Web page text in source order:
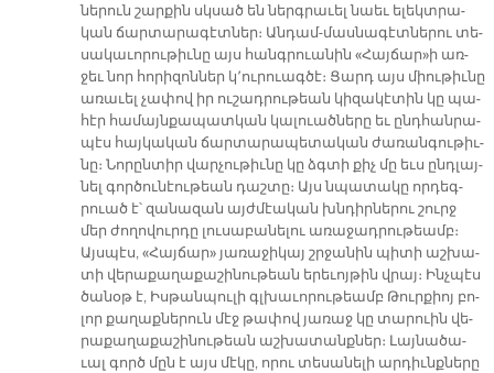
նե­րուն շար­քին սկսած են ներգ­րա­ւել նաեւ ե­լեկտ­րա­
կան ճար­տա­րա­գէտ­ներ։ Ան­դամ-մաս­նա­գէտ­նե­րու տե­
սա­կա­ւո­րու­թիւ­նը այս հանգ­րուա­նին «Հայ­ճար»ի առ­
ջեւ նոր հո­րի­զոն­ներ կ՚ու­րուագ­ծէ։ Ցարդ այս միու­թիւ­նը
ա­ռա­ւել չա­փով իր ու­շադ­րու­թեան կի­զա­կէ­տին կը պա­
հէր հա­մայն­քա­պատ­կան կա­լուած­նե­րը եւ ընդ­հան­րա­
պէս հայ­կա­կան ճար­տա­րա­պե­տա­կան ժա­ռան­գու­թիւ­
նը։ Նո­րըն­տիր վար­չու­թիւ­նը կը ձգտի քիչ մը եւս ընդ­լայ­
նել գոր­ծու­նէու­թեան դաշ­տը։ Այս նպա­տա­կը որ­դեգ­
րուած է՝ զա­նա­զան այժ­մէա­կան խնդիր­նե­րու շուրջ
մեր ժո­ղո­վուր­դը լու­սա­բա­նե­լու ա­ռա­ջադ­րու­թեամբ։
Այս­պէս, «Հայ­ճար» յա­ռա­ջի­կայ շրջա­նին պի­տի աշ­խա­
տի վե­րա­քա­ղա­քա­շի­նու­թեան ե­րե­ւոյ­թին վրայ։ Ինչ­պէս
ծա­նօթ է, Իս­թան­պու­լի գլխա­ւո­րու­թեամբ Թուր­քիոյ բո­
լոր քա­ղաք­նե­րուն մէջ թա­փով յա­ռաջ կը տա­րուին վե­
րա­քա­ղա­քա­շի­նու­թեան աշ­խա­տանք­ներ։ Լայ­նա­ծա­
ւալ գործ մըն է այս մէ­կը, ո­րու տե­սա­նե­լի ար­դիւնք­նե­րը